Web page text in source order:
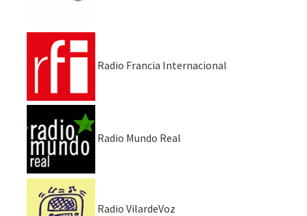
Radio Francia Internacional
Radio Mundo Real
Radio VilardeVoz